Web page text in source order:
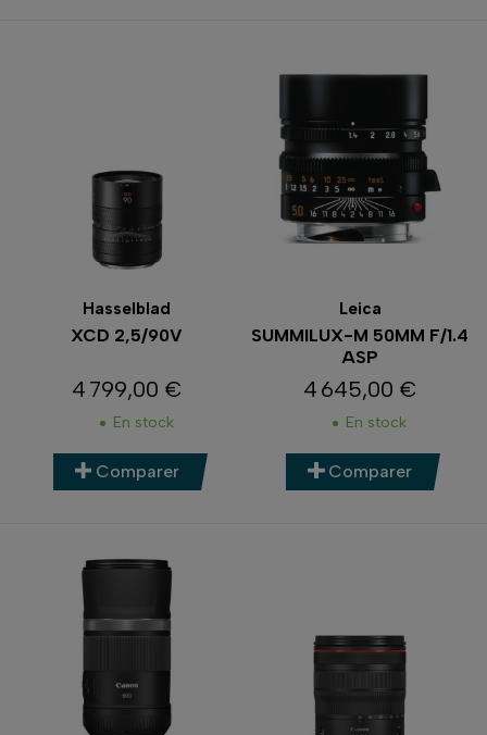
Hasselblad
XCD 2,5/90V
Prix
4 799,00 €
En stock
Comparer
Leica
SUMMILUX-M 50MM F/1.4
ASP
Prix
4 645,00 €
En stock
Comparer